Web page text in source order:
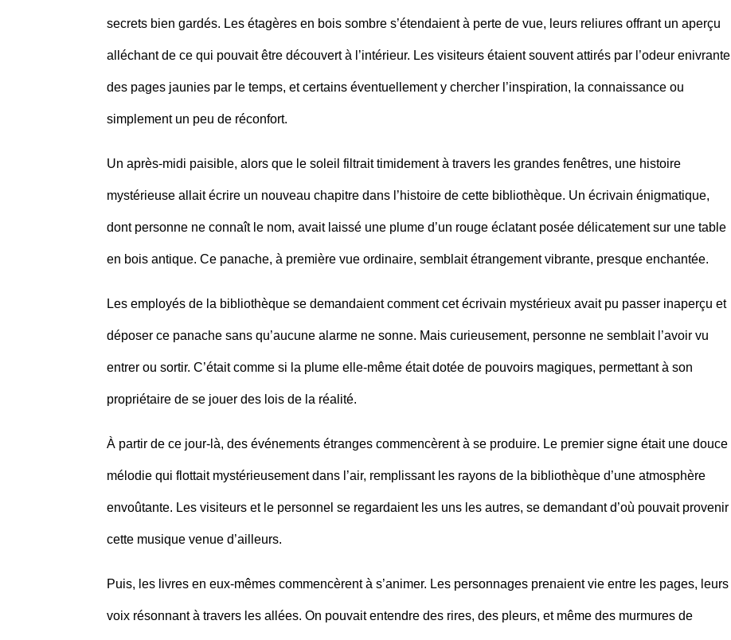
secrets bien gardés. Les étagères en bois sombre s’étendaient à perte de vue, leurs reliures offrant un aperçu
alléchant de ce qui pouvait être découvert à l’intérieur. Les visiteurs étaient souvent attirés par l’odeur enivrante
des pages jaunies par le temps, et certains éventuellement y chercher l’inspiration, la connaissance ou
simplement un peu de réconfort.
Un après-midi paisible, alors que le soleil filtrait timidement à travers les grandes fenêtres, une histoire
mystérieuse allait écrire un nouveau chapitre dans l’histoire de cette bibliothèque. Un écrivain énigmatique,
dont personne ne connaît le nom, avait laissé une plume d’un rouge éclatant posée délicatement sur une table
en bois antique. Ce panache, à première vue ordinaire, semblait étrangement vibrante, presque enchantée.
Les employés de la bibliothèque se demandaient comment cet écrivain mystérieux avait pu passer inaperçu et
déposer ce panache sans qu’aucune alarme ne sonne. Mais curieusement, personne ne semblait l’avoir vu
entrer ou sortir. C’était comme si la plume elle-même était dotée de pouvoirs magiques, permettant à son
propriétaire de se jouer des lois de la réalité.
À partir de ce jour-là, des événements étranges commencèrent à se produire. Le premier signe était une douce
mélodie qui flottait mystérieusement dans l’air, remplissant les rayons de la bibliothèque d’une atmosphère
envoûtante. Les visiteurs et le personnel se regardaient les uns les autres, se demandant d’où pouvait provenir
cette musique venue d’ailleurs.
Puis, les livres en eux-mêmes commencèrent à s’animer. Les personnages prenaient vie entre les pages, leurs
voix résonnant à travers les allées. On pouvait entendre des rires, des pleurs, et même des murmures de